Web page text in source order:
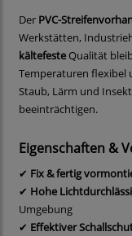
Der PVC-
Werkstätten,
kältefesteQualität
Temperaturen flexibel
Staub, Lärm und
beeinträchtigen.
Eigenschaften &
✔ Fix & fertig
✔ Hohe
Umgebung
✔ Effektiver